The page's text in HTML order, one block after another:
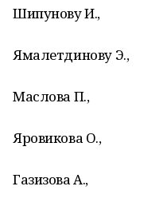
Шипунову И.,
Ямалетдинову Э.,
Маслова П.,
Яровикова О.,
Газизова А.,